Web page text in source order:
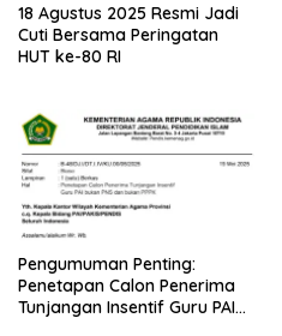
18 Agustus 2025 Resmi Jadi
Cuti Bersama Peringatan
HUT ke-80 RI
Pengumuman Penting:
Penetapan Calon Penerima
Tunjangan Insentif Guru PAI